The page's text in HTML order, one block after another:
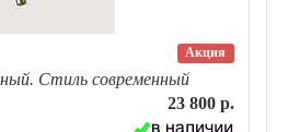
Акция
Стиль современный
23 800 р.